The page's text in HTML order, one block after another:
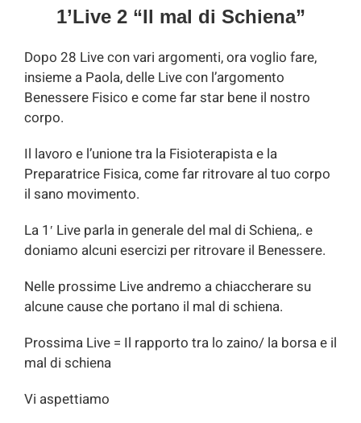
1’Live 2 “Il mal di Schiena”
Dopo 28 Live con vari argomenti, ora voglio fare,
insieme a Paola, delle Live con l’argomento
Benessere Fisico e come far star bene il nostro
corpo.
Il lavoro e l’unione tra la Fisioterapista e la
Preparatrice Fisica, come far ritrovare al tuo corpo
il sano movimento.
La 1′ Live parla in generale del mal di Schiena,. e
doniamo alcuni esercizi per ritrovare il Benessere.
Nelle prossime Live andremo a chiaccherare su
alcune cause che portano il mal di schiena.
Prossima Live = Il rapporto tra lo zaino/ la borsa e il
mal di schiena
Vi aspettiamo